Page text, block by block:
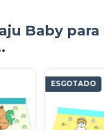
Baby
ESGOTADO